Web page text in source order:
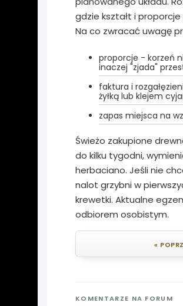
gdzie kształt i
Na co zwracać uwagę
proporcje - korzeń
inaczej "zjada"
faktura i
żyłką lub klejem
zapas miejsca na
Świeżo zakupione
do kilku tygodni,
herbaciano. Jeśli nie
nalot grzybni w
krewetki. Aktualne
odbiorem osobistym.
«
KOMENTARZE NA FORUM